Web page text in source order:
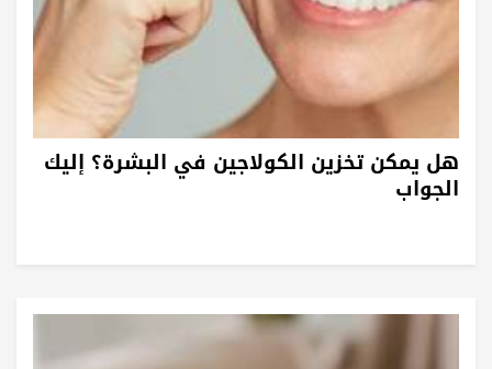
هل يمكن تخزين الكولاجين في البشرة؟ إليك
الجواب